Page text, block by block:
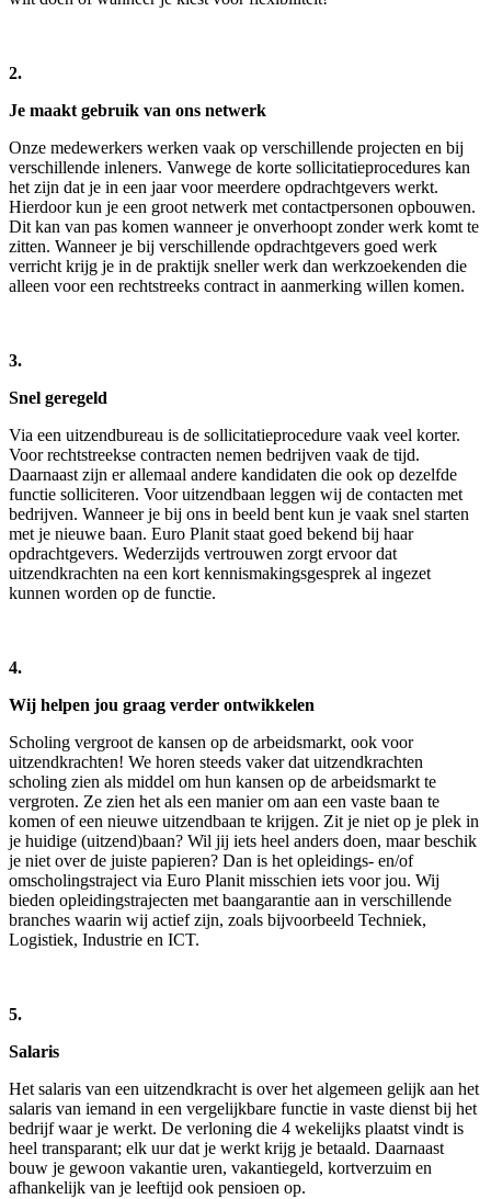
2.
Je maakt gebruik van ons netwerk
Onze medewerkers werken vaak op verschillende projecten en bij
verschillende inleners. Vanwege de korte sollicitatieprocedures kan
het zijn dat je in een jaar voor meerdere opdrachtgevers werkt.
Hierdoor kun je een groot netwerk met contactpersonen opbouwen.
Dit kan van pas komen wanneer je onverhoopt zonder werk komt te
zitten. Wanneer je bij verschillende opdrachtgevers goed werk
verricht krijg je in de praktijk sneller werk dan werkzoekenden die
alleen voor een rechtstreeks contract in aanmerking willen komen.
3.
Snel geregeld
Via een uitzendbureau is de sollicitatieprocedure vaak veel korter.
Voor rechtstreekse contracten nemen bedrijven vaak de tijd.
Daarnaast zijn er allemaal andere kandidaten die ook op dezelfde
functie solliciteren. Voor uitzendbaan leggen wij de contacten met
bedrijven. Wanneer je bij ons in beeld bent kun je vaak snel starten
met je nieuwe baan. Euro Planit staat goed bekend bij haar
opdrachtgevers. Wederzijds vertrouwen zorgt ervoor dat
uitzendkrachten na een kort kennismakingsgesprek al ingezet
kunnen worden op de functie.
4.
Wij helpen jou graag verder ontwikkelen
Scholing vergroot de kansen op de arbeidsmarkt, ook voor
uitzendkrachten! We horen steeds vaker dat uitzendkrachten
scholing zien als middel om hun kansen op de arbeidsmarkt te
vergroten. Ze zien het als een manier om aan een vaste baan te
komen of een nieuwe uitzendbaan te krijgen. Zit je niet op je plek in
je huidige (uitzend)baan? Wil jij iets heel anders doen, maar beschik
je niet over de juiste papieren? Dan is het opleidings- en/of
omscholingstraject via Euro Planit misschien iets voor jou. Wij
bieden opleidingstrajecten met baangarantie aan in verschillende
branches waarin wij actief zijn, zoals bijvoorbeeld Techniek,
Logistiek, Industrie en ICT.
5.
Salaris
Het salaris van een uitzendkracht is over het algemeen gelijk aan het
salaris van iemand in een vergelijkbare functie in vaste dienst bij het
bedrijf waar je werkt. De verloning die 4 wekelijks plaatst vindt is
heel transparant; elk uur dat je werkt krijg je betaald. Daarnaast
bouw je gewoon vakantie uren, vakantiegeld, kortverzuim en
afhankelijk van je leeftijd ook pensioen op.